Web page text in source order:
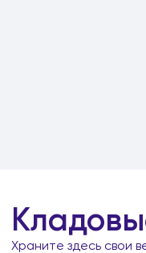
Храните здесь свои